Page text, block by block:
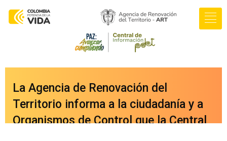
La Agencia de Renovación del
Territorio informa a la ciudadanía y a
Organismos de Control que la Central